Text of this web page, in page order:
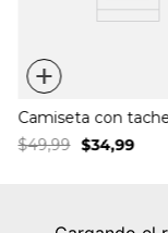
+
Camiseta con
$49,99 $34,99